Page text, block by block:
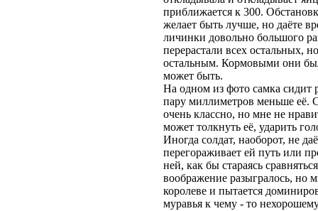
приближается к 300.
желает быть лучше, но даёте
личинки довольно большого
перерастали всех остальных,
остальным. Кормовыми они
может быть.
На одном из фото самка сидит
пару миллиметров меньше её.
очень классно, но мне не
может толкнуть её, ударить
Иногда солдат, наоборот, не
перегораживает ей путь или
ней, как бы стараясь
воображение разыгралось, но
королеве и пытается
муравья к чему - то